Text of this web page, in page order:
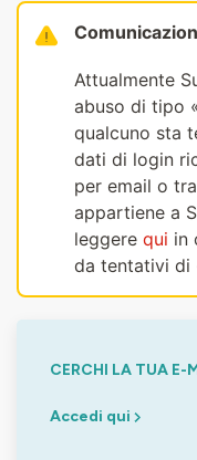
Attualmente
abuso di tipo
qualcuno sta
dati di login
per email o
appartiene a
leggere qui in
da tentativi di
CERCHI LA TUA E-
Accedi qui